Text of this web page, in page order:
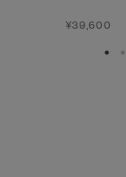
¥39,600